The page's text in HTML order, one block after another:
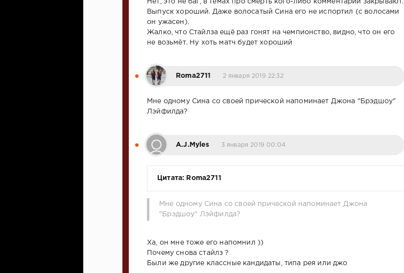
Нет, это не баг, в темах про смерть кого-либо комментарии закрывают.
Выпуск хороший. Даже волосатый Сина его не испортил (с волосами
он ужасен).
Жалко, что Стайлза ещё раз гонят на чемпионство, видно, что он его
не возьмёт. Ну хоть матч будет хороший
Roma2711 2 января 2019 22:32
Мне одному Сина со своей прической напоминает Джона "Брэдшоу"
Лэйфилда?
A.J.Myles 3 января 2019 00:04
Цитата: Roma2711
Мне одному Сина со своей прической напоминает Джона
"Брэдшоу" Лэйфилда?
Ха, он мне тоже его напомнил ))
Почему снова стайлз ?
Были же другие классные кандидаты, типа рея или джо